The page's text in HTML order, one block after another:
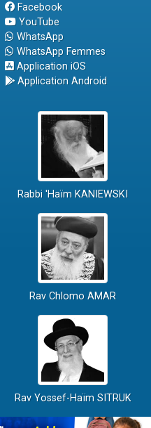
Facebook
YouTube
WhatsApp
WhatsApp Femmes
Application iOS
Application Android
Rabbi 'Haïm KANIEWSKI
Rav Chlomo AMAR
Rav Yossef-Haïm SITRUK